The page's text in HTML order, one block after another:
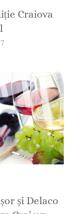
Craiova
și Delaco